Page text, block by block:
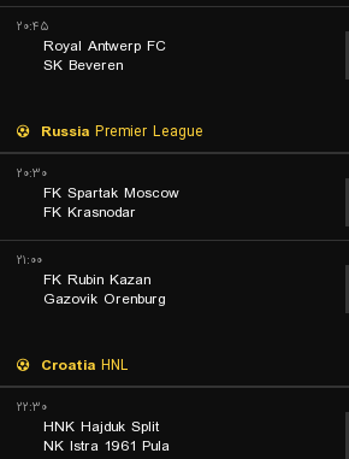
۲۰:۴۵
Royal Antwerp FC
SK Beveren
Russia Premier League
۲۰:۳۰
FK Spartak Moscow
FK Krasnodar
۲۱:۰۰
FK Rubin Kazan
Gazovik Orenburg
Croatia HNL
۲۲:۳۰
HNK Hajduk Split
NK Istra 1961 Pula